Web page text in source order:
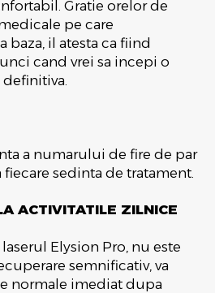
Gratie orelor de
pe care
baza, il atesta ca fiind
cand vrei sa incepi o
a numarului de fire de par
sedinta de tratament.
ACTIVITATILE ZILNICE
Elysion Pro, nu este
semnificativ, va
normale imediat dupa